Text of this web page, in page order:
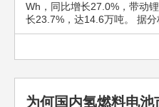
Wh，同比增长27.0%，带动
长23.7%，达14.6万吨。 据
为何国内氢燃料电池